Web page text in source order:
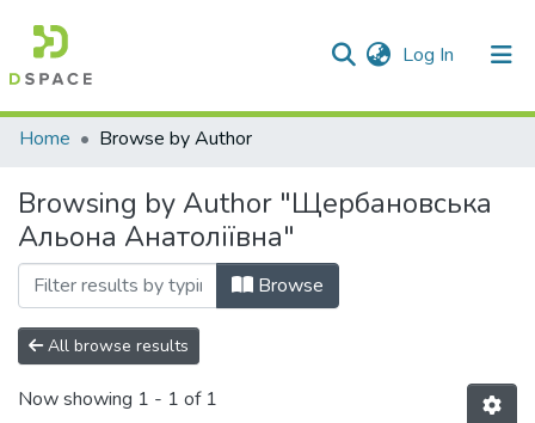
Log In (current)
Communities & Collections
Home Browse by Author
Browsing by Author "Щербановська
Альона Анатоліївна"
Browse
All browse results
Now showing 1 - 1 of 1